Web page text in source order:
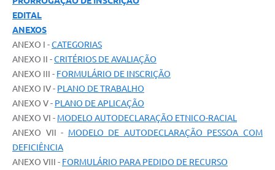
EDITAL
ANEXOS
ANEXO I -CATEGORIAS
ANEXO II -CRITÉRIOS DE AVALIAÇÃO
ANEXO III - FORMULÁRIO DE INSCRIÇÃO
ANEXO IV - PLANO DE TRABALHO
ANEXO V - PLANO DE APLICAÇÃO
ANEXO VI - MODELO AUTODECLARAÇÃO ETNICO-RACIAL
ANEXO VII - MODELO DE AUTODECLARAÇÃO PESSOA COM
DEFICIÊNCIA
ANEXO VIII - FORMULÁRIO PARA PEDIDO DE RECURSO